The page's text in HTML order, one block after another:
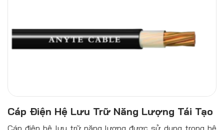
Cáp Điện Hệ Lưu Trữ Năng Lượng Tái Tạo
Cáp điện hệ lưu trữ năng lượng được sử dụng trong hệ